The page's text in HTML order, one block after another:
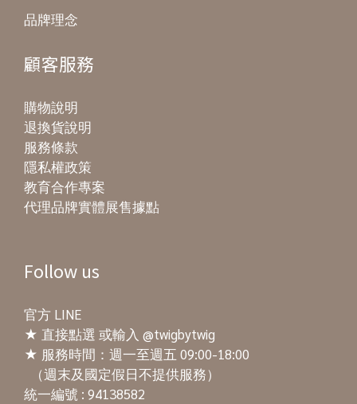
品牌理念
顧客服務
購物說明
退換貨說明
服務條款
隱私權政策
教育合作專案
代理品牌實體展售據點
Follow us
官方 LINE
★ 直接點選 或輸入 @twigbytwig
★ 服務時間：週一至週五 09:00-18:00
（週末及國定假日不提供服務）
統一編號 : 94138582